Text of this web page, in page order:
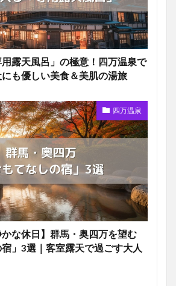
露天風呂」の極意！四万温泉で
も優しい美食＆美肌の湯旅
四万温泉
かな休日】群馬・奥四万を望む
宿」3選｜客室露天で過ごす大人